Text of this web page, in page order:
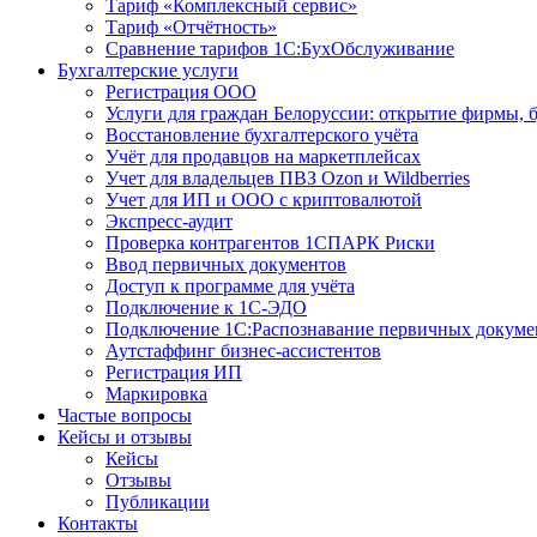
Тариф «Комплексный сервис»
Тариф «Отчётность»
Сравнение тарифов 1С:БухОбслуживание
Бухгалтерские услуги
Регистрация ООО
Услуги для граждан Белоруссии: открытие фирмы,
Восстановление бухгалтерского учёта
Учёт для продавцов на маркетплейсах
Учет для владельцев ПВЗ Ozon и Wildberries
Учет для ИП и ООО с криптовалютой
Экспресс-аудит
Проверка контрагентов 1СПАРК Риски
Ввод первичных документов
Доступ к программе для учёта
Подключение к 1С-ЭДО
Подключение 1С:Распознавание первичных
Аутстаффинг бизнес-ассистентов
Регистрация ИП
Маркировка
Частые вопросы
Кейсы и отзывы
Кейсы
Отзывы
Публикации
Контакты